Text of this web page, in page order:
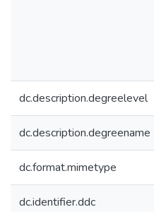
dc.description.degreelevel
dc.description.degreename
dc.format.mimetype
dc.identifier.ddc